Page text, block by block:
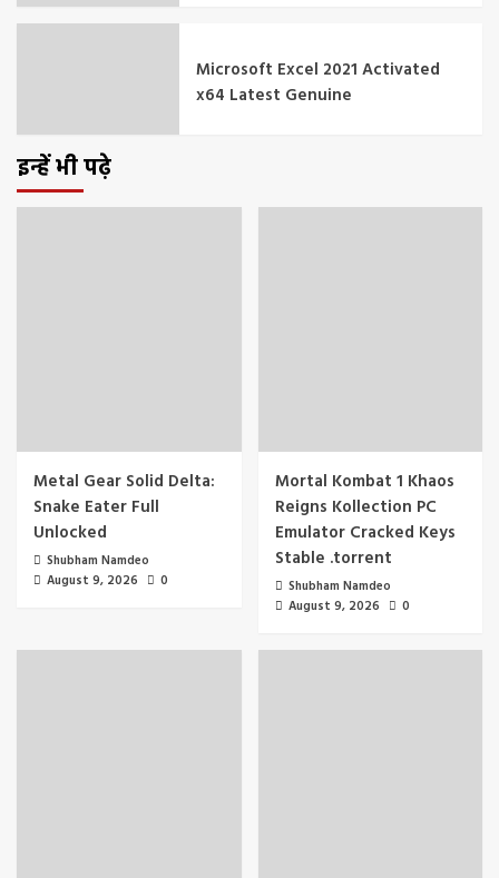
Microsoft Excel 2021 Activated
x64 Latest Genuine
इन्हें भी पढ़े
Metal Gear Solid Delta:
Snake Eater Full
Unlocked
Shubham Namdeo
August 9, 2026
0
Mortal Kombat 1 Khaos
Reigns Kollection PC
Emulator Cracked Keys
Stable .torrent
Shubham Namdeo
August 9, 2026
0